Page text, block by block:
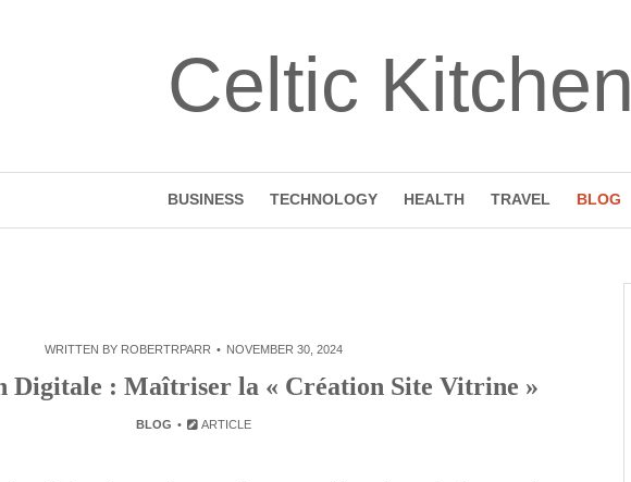
Celtic Kitchen
BUSINESS TECHNOLOGY HEALTH TRAVEL BLOG
WRITTEN BY ROBERTRPARR NOVEMBER 30, 2024
Digitale : Maîtriser la « Création Site Vitrine »
BLOG ARTICLE